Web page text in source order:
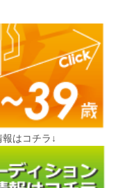
はコチラ↓